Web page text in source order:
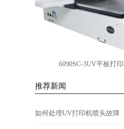
6090SC-3UV平板打印机
推荐新闻
如何处理UV打印机喷头故障